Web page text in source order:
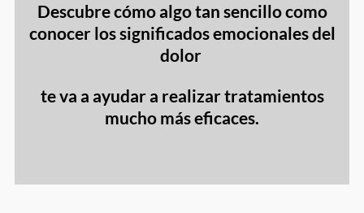
Descubre cómo algo tan sencillo como
conocer los significados emocionales del
dolor
te va a ayudar a realizar tratamientos
mucho más eficaces.